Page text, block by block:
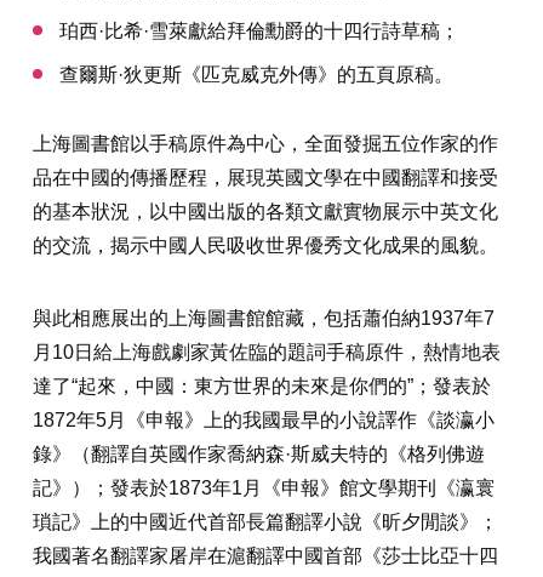
珀西·比希·雪萊獻給拜倫勳爵的十四行詩草稿；
查爾斯·狄更斯《匹克威克外傳》的五頁原稿。
上海圖書館以手稿原件為中心，全面發掘五位作家的作
品在中國的傳播歷程，展現英國文學在中國翻譯和接受
的基本狀況，以中國出版的各類文獻實物展示中英文化
的交流，揭示中國人民吸收世界優秀文化成果的風貌。
與此相應展出的上海圖書館館藏，包括蕭伯納1937年7
月10日給上海戲劇家黃佐臨的題詞手稿原件，熱情地表
達了“起來，中國：東方世界的未來是你們的”；發表於
1872年5月《申報》上的我國最早的小說譯作《談瀛小
錄》（翻譯自英國作家喬納森·斯威夫特的《格列佛遊
記》）；發表於1873年1月《申報》館文學期刊《瀛寰
瑣記》上的中國近代首部長篇翻譯小說《昕夕閒談》；
我國著名翻譯家屠岸在滬翻譯中國首部《莎士比亞十四